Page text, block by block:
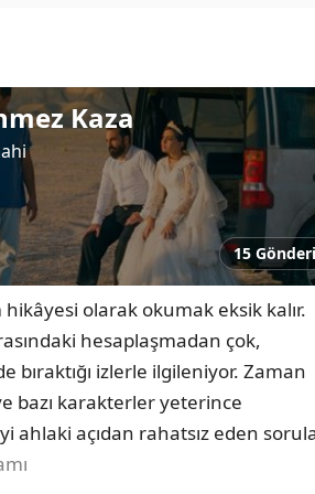
Kaza
15 Gönderi
olarak okumak eksik kalır.
hesaplaşmadan çok,
bıraktığı izlerle ilgileniyor. Zaman
bazı karakterler yeterince
ahlaki açıdan rahatsız eden